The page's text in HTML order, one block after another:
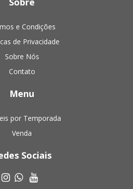
e Condições
de Privacidade
Sobre Nós
Contato
Menu
por Temporada
Venda
Sociais